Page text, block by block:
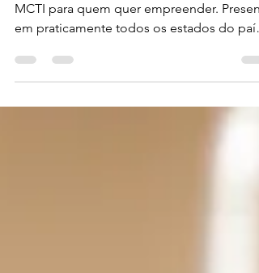
fevereiro
MCTI para quem quer empreender.
em praticamente todos os estados do país
através das...